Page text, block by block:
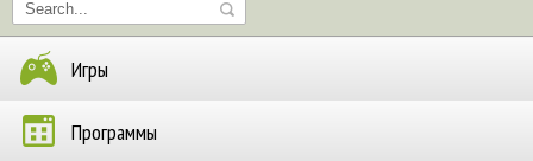
Игры
Программы